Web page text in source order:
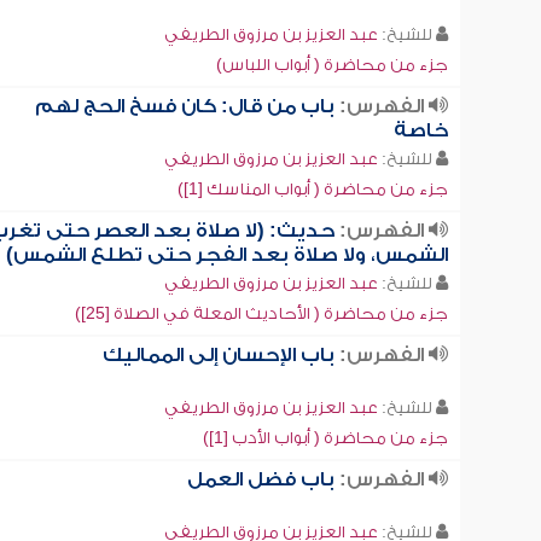
للشيخ: عبد العزيز بن مرزوق الطريفي
جزء من محاضرة ( أبواب اللباس)
الفهرس: باب من قال: كان فسخ الحج لهم
خاصة
للشيخ: عبد العزيز بن مرزوق الطريفي
جزء من محاضرة ( أبواب المناسك [1])
الفهرس:حديث: (لا صلاة بعد العصر حتى
الشمس، ولا صلاة بعد الفجر حتى تطلع الشمس)
للشيخ: عبد العزيز بن مرزوق الطريفي
جزء من محاضرة ( الأحاديث المعلة في الصلاة [25])
الفهرس: باب الإحسان إلى المماليك
للشيخ: عبد العزيز بن مرزوق الطريفي
جزء من محاضرة ( أبواب الأدب [1])
الفهرس: باب فضل العمل
للشيخ: عبد العزيز بن مرزوق الطريفي